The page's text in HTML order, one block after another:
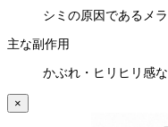
シミの原因であるメ
主な副作用
かぶれ・ヒリヒリ感
×